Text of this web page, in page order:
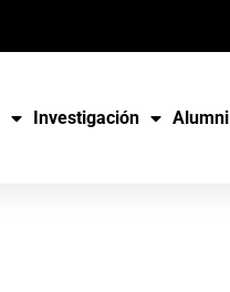
Investigación Alumni